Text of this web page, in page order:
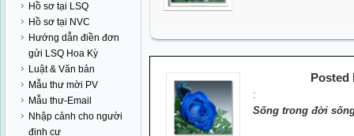
Hồ sơ tại LSQ
Hồ sơ tại NVC
Hướng dẫn điền đơn
gửi LSQ Hoa Kỳ
Luật & Văn bản
Mẫu thư mời PV
Mẫu thư-Email
Nhập cảnh cho người
định cư
Posted
:
Sống trong đời